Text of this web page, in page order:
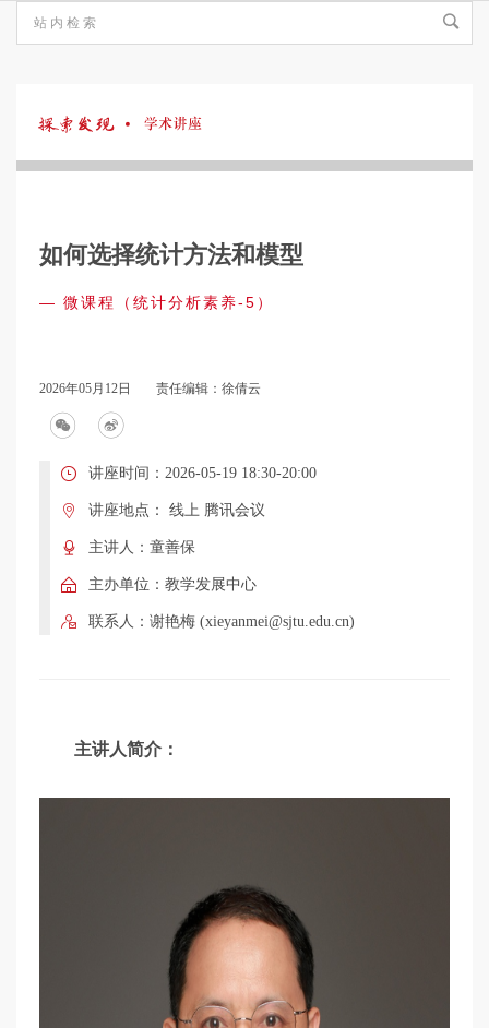
探
发
学
术
如何选择统计方法和模型
— 微课程（统计分析素养-5）
2026年05月12日 责任编辑：徐倩云
讲座时间：2026-05-19 18:30-20:00
讲座地点： 线上 腾讯会议
主讲人：童善保
主办单位：教学发展中心
联系人：谢艳梅 (xieyanmei@sjtu.edu.cn)
主讲人简介：